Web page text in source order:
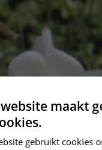
website maakt
gebruikt cookies